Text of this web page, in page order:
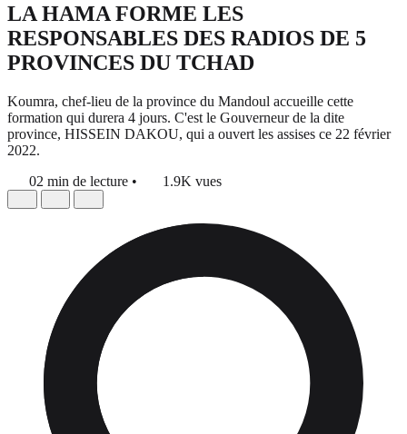
LA HAMA FORME LES
RESPONSABLES DES RADIOS DE 5
PROVINCES DU TCHAD
Koumra, chef-lieu de la province du Mandoul accueille cette
formation qui durera 4 jours. C'est le Gouverneur de la dite
province, HISSEIN DAKOU, qui a ouvert les assises ce 22 février
2022.
02 min de lecture • 1.9K vues